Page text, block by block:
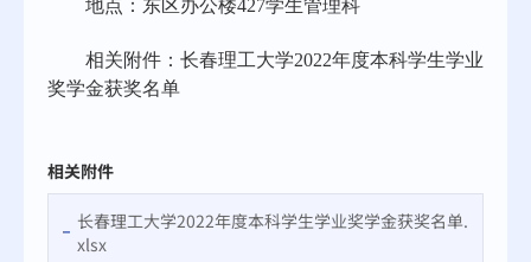
地点：东区办公楼427学生管理科
相关附件：长春理工大学2022年度本科学生学业
奖学金获奖名单
相关附件
长春理工大学2022年度本科学生学业奖学金获奖名单.
xlsx